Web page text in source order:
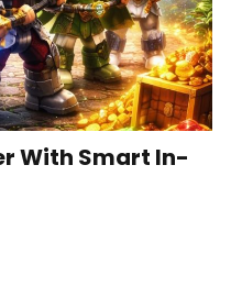
With Smart In-